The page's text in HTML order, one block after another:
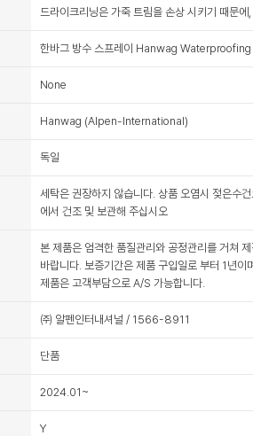
드라이크리닝은 가죽 트림을 손상 시키기 때문
한바그 방수 스프레이 Hanwag
None
Hanwag (Alpen-International)
독일
세탁은 권장하지 않습니다. 상품 오염시 젖은수
에서 건조 및 보관해 주십시오
본 제품은 엄격한 품질관리와 공정관리를 거쳐
바랍니다. 보증기간은 제품 구입일로 부터 1년
제품은 고객부담으로 A/S 가능합니다.
㈜ 알펜인터내셔널 / 1566-8911
단품
2024.01~
Y